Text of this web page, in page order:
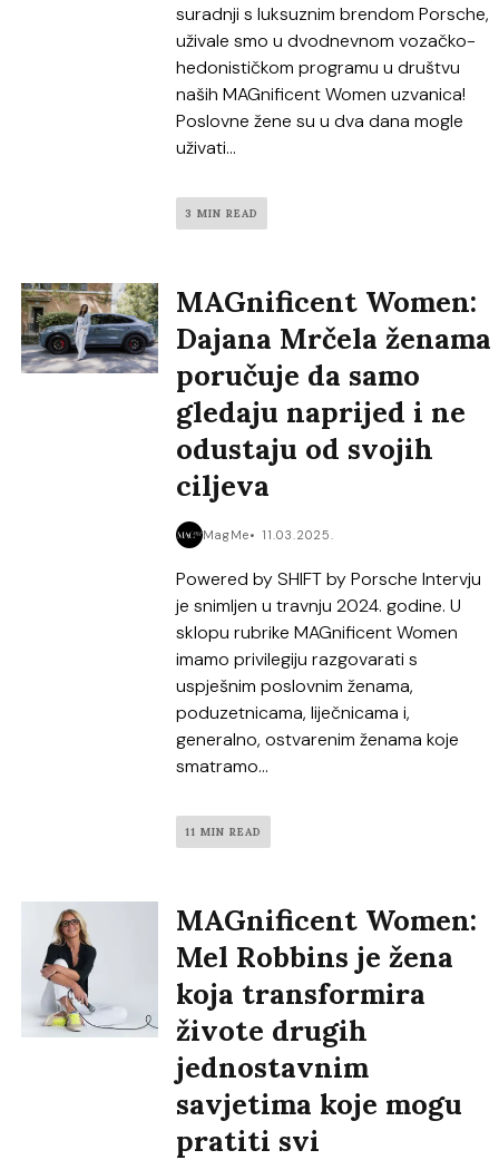
suradnji s luksuznim brendom Porsche,
uživale smo u dvodnevnom vozačko-
hedonističkom programu u društvu
naših MAGnificent Women uzvanica!
Poslovne žene su u dva dana mogle
uživati...
3 MIN READ
MAGnificent Women:
Dajana Mrčela ženama
poručuje da samo
gledaju naprijed i ne
odustaju od svojih
ciljeva
MagMe 11.03.2025.
Powered by SHIFT by Porsche Intervju
je snimljen u travnju 2024. godine. U
sklopu rubrike MAGnificent Women
imamo privilegiju razgovarati s
uspješnim poslovnim ženama,
poduzetnicama, liječnicama i,
generalno, ostvarenim ženama koje
smatramo...
11 MIN READ
MAGnificent Women:
Mel Robbins je žena
koja transformira
živote drugih
jednostavnim
savjetima koje mogu
pratiti svi